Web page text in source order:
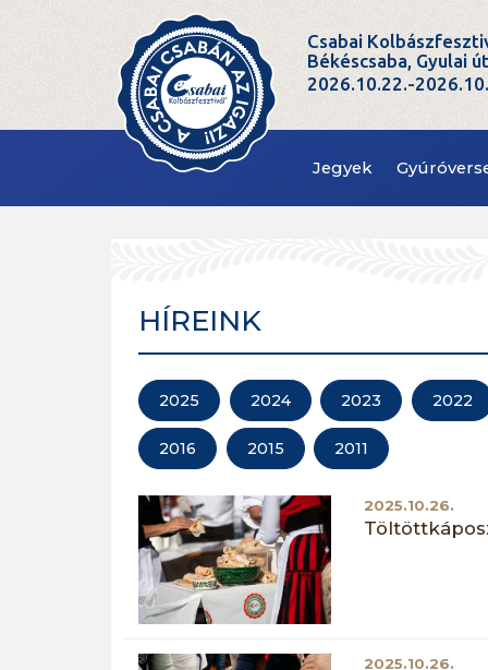
Csabai
Békéscsaba, Gyulai út
2026.10.22.-
Jegyek
HÍREINK
2025 2024 2023 2022
2016 2015 2011
2025.10.26.
2025.10.26.